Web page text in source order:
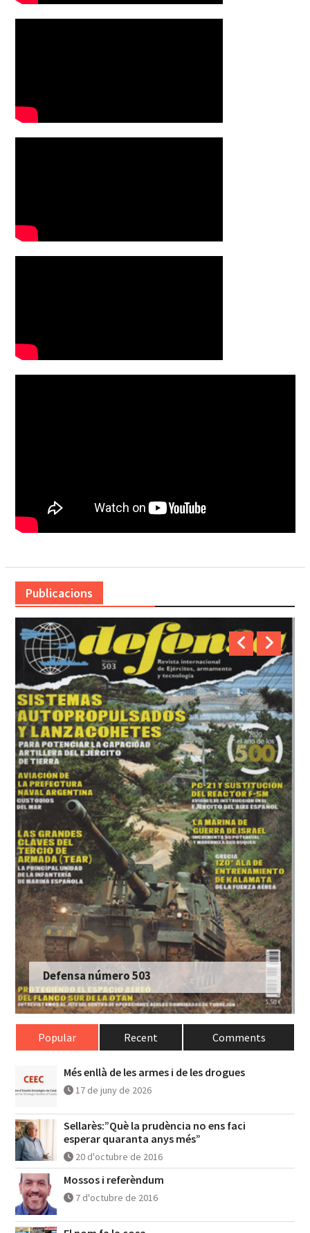
Publicacions
Defensa número 503
Popular Recent Comments
Més enllà de les armes i de les drogues
17 de juny de 2026
Sellarès:”Què la prudència no ens faci
esperar quaranta anys més”
20 d'octubre de 2016
Mossos i referèndum
7 d'octubre de 2016